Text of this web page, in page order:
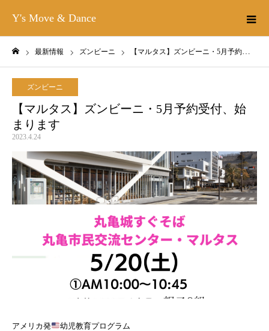
Y's Move & Dance
最新情報 ズンビーニ 【マルタス】ズンビーニ・5月予約受付、始まります
ズンビーニ
【マルタス】ズンビーニ・5月予約受付、始
まります
2023.4.24
アメリカ発 幼児教育プログラム